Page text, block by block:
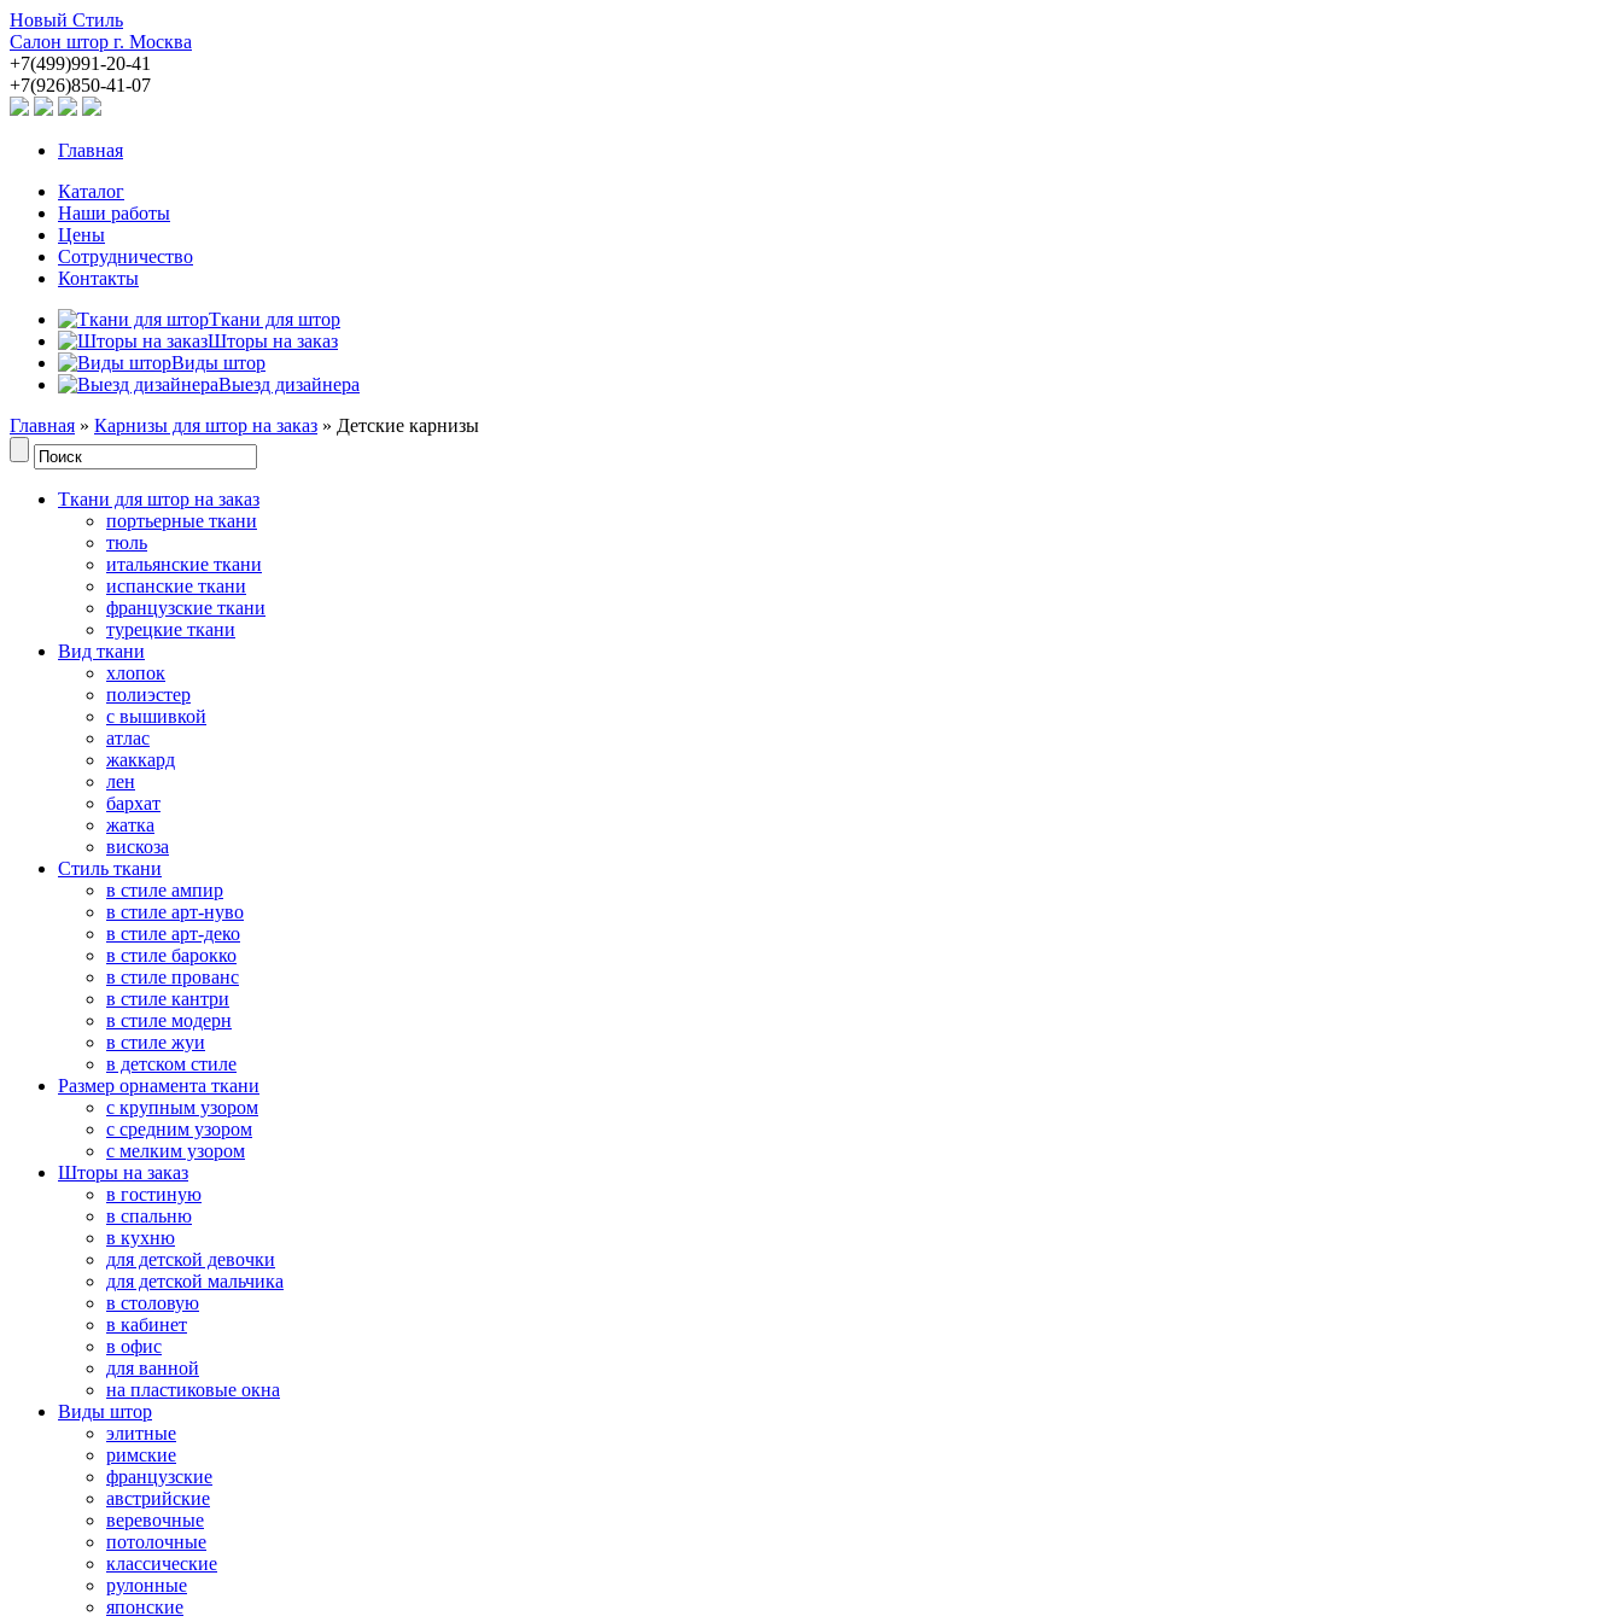
Новый Стиль
Салон штор г. Москва
+7(499)991-20-41
+7(926)850-41-07
Главная
Каталог
Наши работы
Цены
Сотрудничество
Контакты
Ткани для штор
Шторы на заказ
Виды штор
Выезд дизайнера
Главная » Карнизы для штор на заказ » Детские карнизы
Ткани для штор на заказ
портьерные ткани
тюль
итальянские ткани
испанские ткани
французские ткани
турецкие ткани
Вид ткани
хлопок
полиэстер
с вышивкой
атлас
жаккард
лен
бархат
жатка
вискоза
Стиль ткани
в стиле ампир
в стиле арт-нуво
в стиле арт-деко
в стиле барокко
в стиле прованс
в стиле кантри
в стиле модерн
в стиле жуи
в детском стиле
Размер орнамента ткани
с крупным узором
с средним узором
с мелким узором
Шторы на заказ
в гостиную
в спальню
в кухню
для детской девочки
для детской мальчика
в столовую
в кабинет
в офис
для ванной
на пластиковые окна
Виды штор
элитные
римские
французские
австрийские
веревочные
потолочные
классические
рулонные
японские